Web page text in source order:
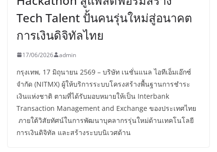
Tech Talent ปั้นคนรุ่นใหม่สู่อนาคต
การเงินดิจิทัลไทย
17/06/2026 admin
กรุงเทพ, 17 มิถุนายน 2569 – บริษัท เนชั่นแนล ไอทีเอ็มเอ๊กซ์
จำกัด (NITMX) ผู้ให้บริการระบบโครงสร้างพื้นฐานการชำระ
เงินแห่งชาติ ตามที่ได้รับมอบหมายให้เป็น Interbank
Transaction Management and Exchange ของประเทศไทย
ภายใต้วิสัยทัศน์ในการพัฒนาบุคลากรรุ่นใหม่ด้านเทคโนโลยี
การเงินดิจิทัล และสร้างระบบนิเวศด้าน